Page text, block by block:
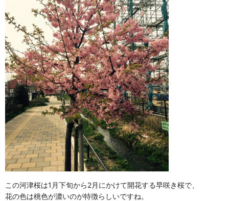
この河津桜は1月下旬から2月にかけて開花する早咲き桜で、
花の色は桃色が濃いのが特徴らしいですね。